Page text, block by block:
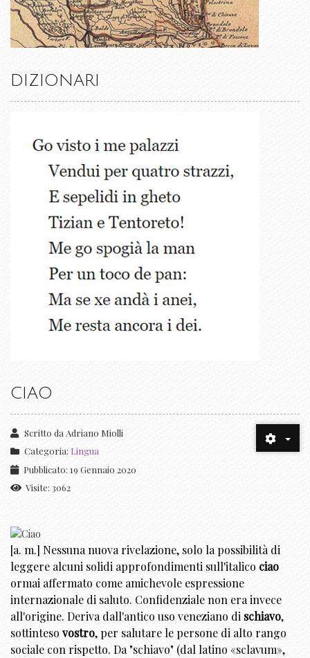
DIZIONARI
CIAO
Scritto da Adriano Miolli
Categoria: Lingua
Pubblicato: 19 Gennaio 2020
Visite: 3062
[a. m.] Nessuna nuova rivelazione, solo la possibilità di
leggere alcuni solidi approfondimenti sull'italico ciao
ormai affermato come amichevole espressione
internazionale di saluto. Confidenziale non era invece
all'origine. Deriva dall'antico uso veneziano di schiavo,
sottinteso vostro, per salutare le persone di alto rango
sociale con rispetto. Da "schiavo" (dal latino «sclavum»,